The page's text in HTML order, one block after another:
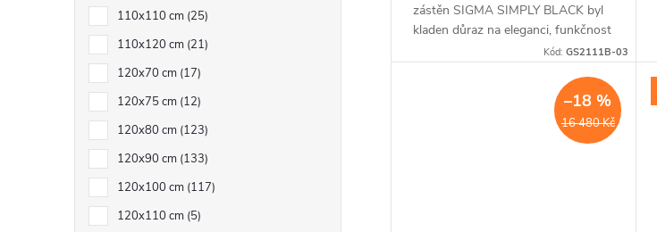
110x110 cm 25
110x120 cm 21
120x70 cm 17
120x75 cm 12
120x80 cm 123
120x90 cm 133
120x100 cm 117
120x110 cm 5
zástěn SIGMA SIMPLY BLACK byl
kladen důraz na eleganci, funkčnost
a zejména snadnou a rychlou
Kód:GS2111B-03
16 480 Kč
–18 %